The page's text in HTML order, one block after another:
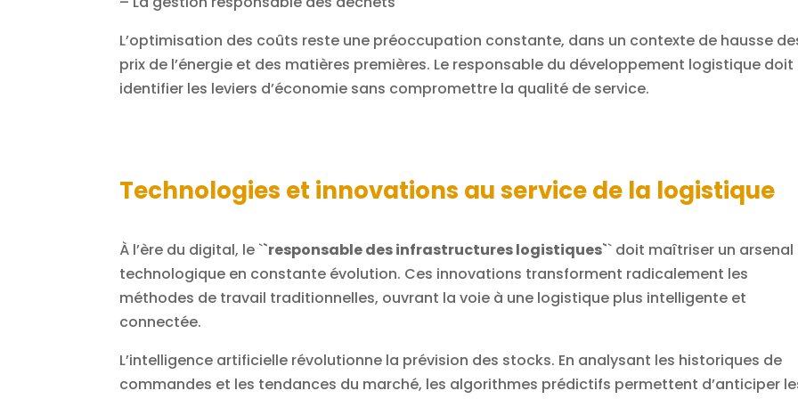
L’optimisation des coûts reste une préoccupation constante, dans un contexte de hausse
prix de l’énergie et des matières premières. Le responsable du développement logistique doit
identifier les leviers d’économie sans compromettre la qualité de service.
Technologies et innovations au service de la logistique
À l’ère du digital, le ``responsable des infrastructures logistiques`` doit maîtriser un arsenal
technologique en constante évolution. Ces innovations transforment radicalement les
méthodes de travail traditionnelles, ouvrant la voie à une logistique plus intelligente et
connectée.
L’intelligence artificielle révolutionne la prévision des stocks. En analysant les historiques de
commandes et les tendances du marché, les algorithmes prédictifs permettent d’anticiper